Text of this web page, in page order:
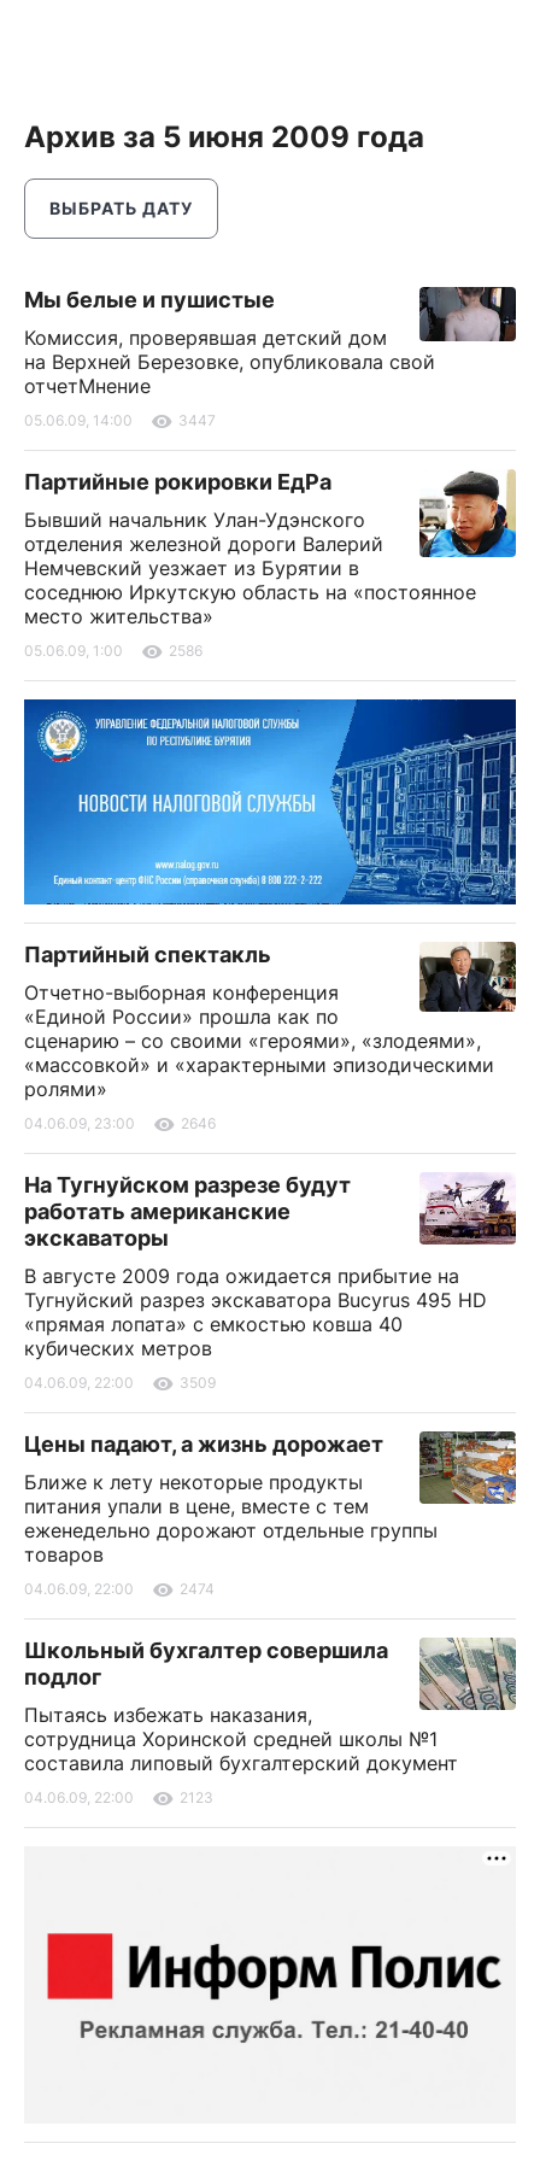
Архив за 5 июня 2009 года
ВЫБРАТЬ ДАТУ
Мы белые и пушистые
Комиссия, проверявшая детский дом
на Верхней Березовке, опубликовала свой
отчетМнение
05.06.09, 14:00 3447
Партийные рокировки ЕдРа
Бывший начальник Улан-Удэнского
отделения железной дороги Валерий
Немчевский уезжает из Бурятии в
соседнюю Иркутскую область на «постоянное
место жительства»
05.06.09, 1:00 2586
Партийный спектакль
Отчетно-выборная конференция
«Единой России» прошла как по
сценарию – со своими «героями», «злодеями»,
«массовкой» и «характерными эпизодическими
ролями»
04.06.09, 23:00 2646
На Тугнуйском разрезе будут
работать американские
экскаваторы
В августе 2009 года ожидается прибытие на
Тугнуйский разрез экскаватора Bucyrus 495 HD
«прямая лопата» с емкостью ковша 40
кубических метров
04.06.09, 22:00 3509
Цены падают, а жизнь дорожает
Ближе к лету некоторые продукты
питания упали в цене, вместе с тем
еженедельно дорожают отдельные группы
товаров
04.06.09, 22:00 2474
Школьный бухгалтер совершила
подлог
Пытаясь избежать наказания,
сотрудница Хоринской средней школы №1
составила липовый бухгалтерский документ
04.06.09, 22:00 2123